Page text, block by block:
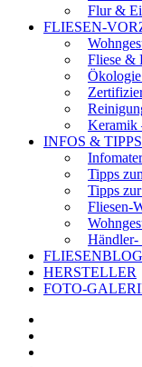
Flur &
FLIESEN-
Fliese &
Keramik
INFOS & TIPPS
Tipps
Tipps
Fliesen-
Händler-
FLIESENBLOG
HERSTELLER
FOTO-